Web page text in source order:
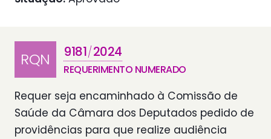
RQN 9181/2024
REQUERIMENTO NUMERADO
Requer seja encaminhado à Comissão de
Saúde da Câmara dos Deputados pedido de
providências para que realize audiência